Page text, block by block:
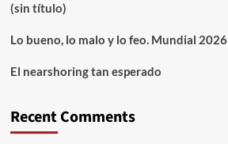
(sin título)
Lo bueno, lo malo y lo feo. Mundial 2026
El nearshoring tan esperado
Recent Comments